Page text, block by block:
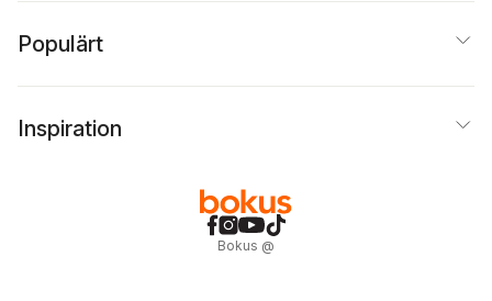
Populärt
Inspiration
Bokus @